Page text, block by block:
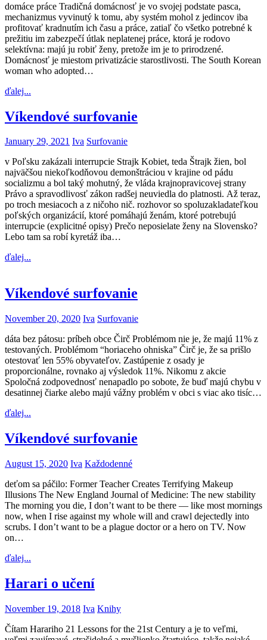
domáce práce Tradičná domácnosť je vo svojej podstate pasca,
mechanizmus vyvinutý k tomu, aby systém mohol z jedincov iba
profitovať kradnutím ich času a práce, zatiaľ čo všetko potrebné k
prežitiu im zabezpečí útlak neplatenej práce, ktorá je rodovo
selektívna: majú ju robiť ženy, pretože im je to prirodzené.
Domácnosť je miestom privatizácie starostlivosti. The South Korean
woman who adopted…
ďalej...
Víkendové surfovanie
January 29, 2021 Iva Surfovanie
v Poľsku zakázali interrupcie Strajk Kobiet, teda Štrajk žien, bol
najväčšou niekoľkodňovou demonštráciou v krajine od pádu
socializmu a bol taký mohutný, že vláda krajnopravicovej strany
Právo a spravodlivosť zákon radšej neuviedla do platnosti. Až teraz,
po troch mesiacoch a z ničoho nič. rozhovor so spoluzakladateľkou
poľských organizácií, ktoré pomáhajú ženám, ktoré potrebujú
interrupcie (explicitné opisy) Prečo neposielate ženy na Slovensko?
Lebo tam sa robí kyretáž iba…
ďalej...
Víkendové surfovanie
November 20, 2020 Iva Surfovanie
dáta bez pátosu: príbeh obce Čirč Problémom nie je, že majú 11% z
testovaných. Problémom “horiaceho ohniska” Čirč je, že sa prišlo
otestovať len 55% obyvateľov. Zastúpenie z osady je
proporcionálne, rovnako aj výsledok 11%. Nikomu z akcie
Spoločná zodpovednosť nenapadlo po sobote, že buď majú chybu v
desatinnej čiarke alebo majú vážny problém v obci s viac ako tisíc…
ďalej...
Víkendové surfovanie
August 15, 2020 Iva Každodenné
deťom sa páčilo: Former Teacher Creates Terrifying Makeup
Illusions The New England Journal of Medicine: The new stability
The morning you die, I don’t want to be there — like most mornings
now, when I rise against my whole will and crawl dejectedly into
scrubs. I don’t want to be a plague doctor or a hero on TV. Now
on…
ďalej...
Harari o učení
November 19, 2018 Iva Knihy
Čítam Harariho 21 Lessons for the 21st Century a je to veľmi,